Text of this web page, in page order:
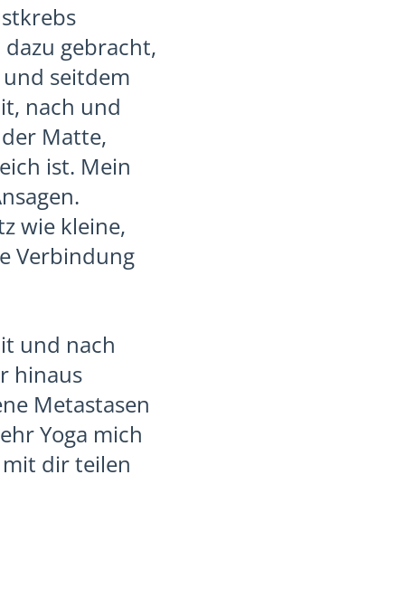
gebracht,
seitdem
nach und
Matte,
ist. Mein
wie kleine,
Verbindung
und nach
hinaus
Metastasen
Yoga mich
dir teilen